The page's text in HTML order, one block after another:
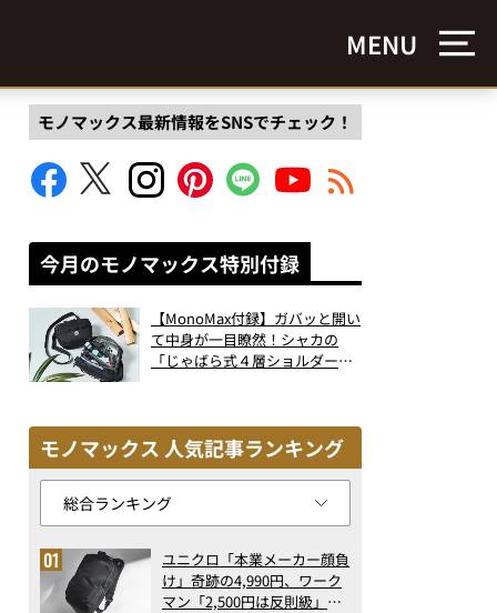
MENU
モノマックス最新情報をSNSでチェック！
今月のモノマックス特別付録
【MonoMax付録】ガバッと開い
て中身が一目瞭然！シャカの
「じゃばら式４層ショルダーバ
モノマックス 人気記事ランキング
ユニクロ「本業メーカー顔負
け」奇跡の4,990円、ワーク
マン「2,500円は反則級」凄